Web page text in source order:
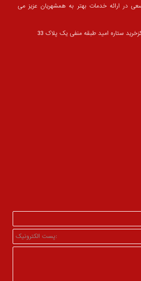
در ارائه خدمات بهتر به همشهریان عزیز می